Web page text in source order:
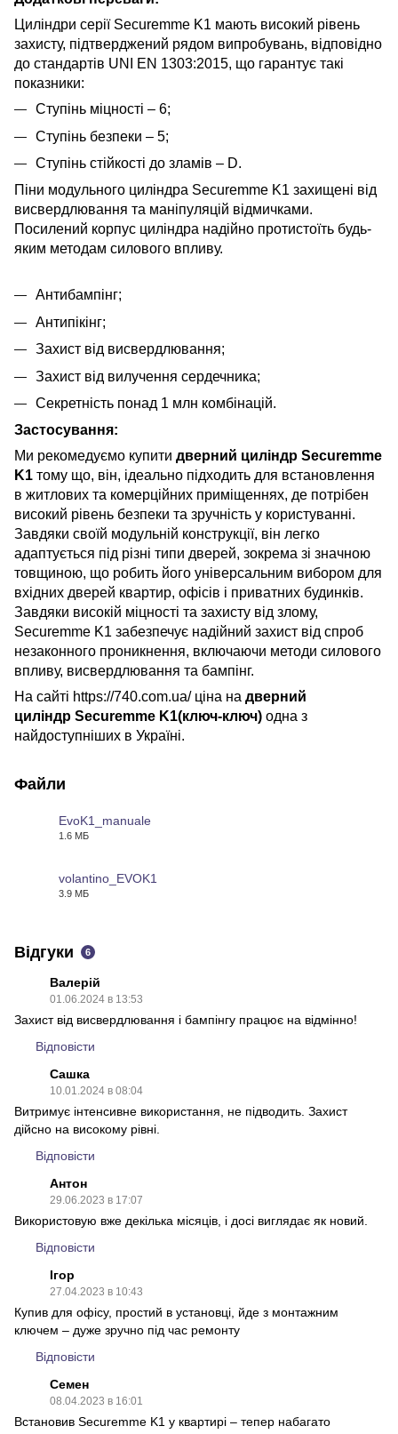
Циліндри серії Securemme K1 мають високий рівень
захисту, підтверджений рядом випробувань, відповідно
до стандартів UNI EN 1303:2015, що гарантує такі
показники:
Ступінь міцності – 6;
Ступінь безпеки – 5;
Ступінь стійкості до зламів – D.
Піни модульного циліндра Securemme K1 захищені від
висвердлювання та маніпуляцій відмичками.
Посилений корпус циліндра надійно протистоїть будь-
яким методам силового впливу.
Антибампінг;
Антипікінг;
Захист від висвердлювання;
Захист від вилучення сердечника;
Секретність понад 1 млн комбінацій.
Застосування:
Ми рекомедуємо купити дверний циліндр Securemme
K1 тому що, він, ідеально підходить для встановлення
в житлових та комерційних приміщеннях, де потрібен
високий рівень безпеки та зручність у користуванні.
Завдяки своїй модульній конструкції, він легко
адаптується під різні типи дверей, зокрема зі значною
товщиною, що робить його універсальним вибором для
вхідних дверей квартир, офісів і приватних будинків.
Завдяки високій міцності та захисту від злому,
Securemme K1 забезпечує надійний захист від спроб
незаконного проникнення, включаючи методи силового
впливу, висвердлювання та бампінг.
На сайті https://740.com.ua/ ціна на дверний
циліндр Securemme K1(ключ-ключ) одна з
найдоступніших в Україні.
Файли
EvoK1_manuale
1.6 МБ
volantino_EVOK1
3.9 МБ
Відгуки 6
Валерій
01.06.2024 в 13:53
Захист від висвердлювання і бампінгу працює на відмінно!
Відповісти
Сашка
10.01.2024 в 08:04
Витримує інтенсивне використання, не підводить. Захист
дійсно на високому рівні.
Відповісти
Антон
29.06.2023 в 17:07
Використовую вже декілька місяців, і досі виглядає як новий.
Відповісти
Ігор
27.04.2023 в 10:43
Купив для офісу, простий в установці, йде з монтажним
ключем – дуже зручно під час ремонту
Відповісти
Семен
08.04.2023 в 16:01
Встановив Securemme K1 у квартирі – тепер набагато